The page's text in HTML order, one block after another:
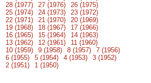
28 (1977)
27 (1976)
26 (1975)
25 (1974)
24 (1973)
23 (1972)
22 (1971)
21 (1970)
20 (1969)
19 (1968)
18 (1967)
17 (1966)
16 (1965)
15 (1964)
14 (1963)
13 (1962)
12 (1961)
11 (1960)
10 (1959)
9 (1958) 8 (1957)
7 (1956)
6 (1955)
5 (1954) 4 (1953)
3 (1952)
2 (1951)
1 (1950)